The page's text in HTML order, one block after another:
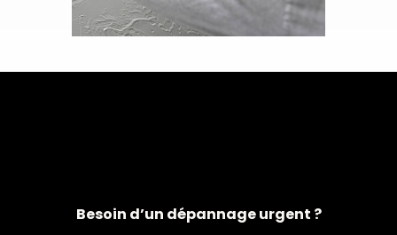
Besoin d’un dépannage urgent ?